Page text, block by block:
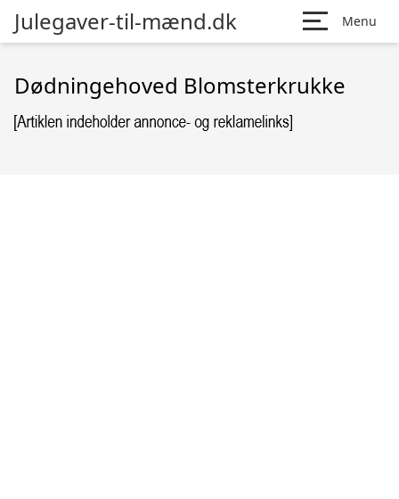
Julegaver-til-mænd.dk Menu
Dødningehoved Blomsterkrukke